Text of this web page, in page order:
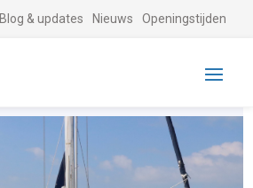
Blog & updates Nieuws Openingstijden